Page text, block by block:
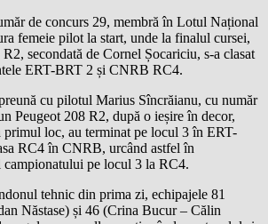
de concurs 29, membră în Lotul Național
femeie pilot la start, unde la finalul cursei,
secondată de Cornel Șocariciu, s-a clasat
ERT-BRT 2 și CNRB RC4.
cu pilotul Marius Sîncrăianu, cu număr
Peugeot 208 R2, după o ieșire în decor,
primul loc, au terminat pe locul 3 în ERT-
RC4 în CNRB, urcând astfel în
campionatului pe locul 3 la RC4.
tehnic din prima zi, echipajele 81
Năstase) și 46 (Crina Bucur – Călin